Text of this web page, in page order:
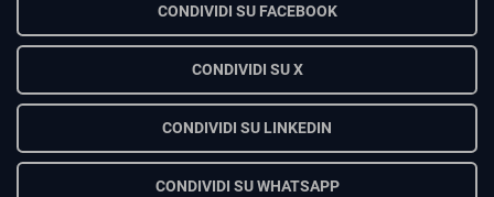
CONDIVIDI SU FACEBOOK
CONDIVIDI SU X
CONDIVIDI SU LINKEDIN
CONDIVIDI SU WHATSAPP